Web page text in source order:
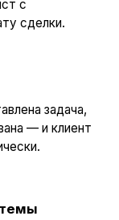
с
сделки.
задача,
— и клиент